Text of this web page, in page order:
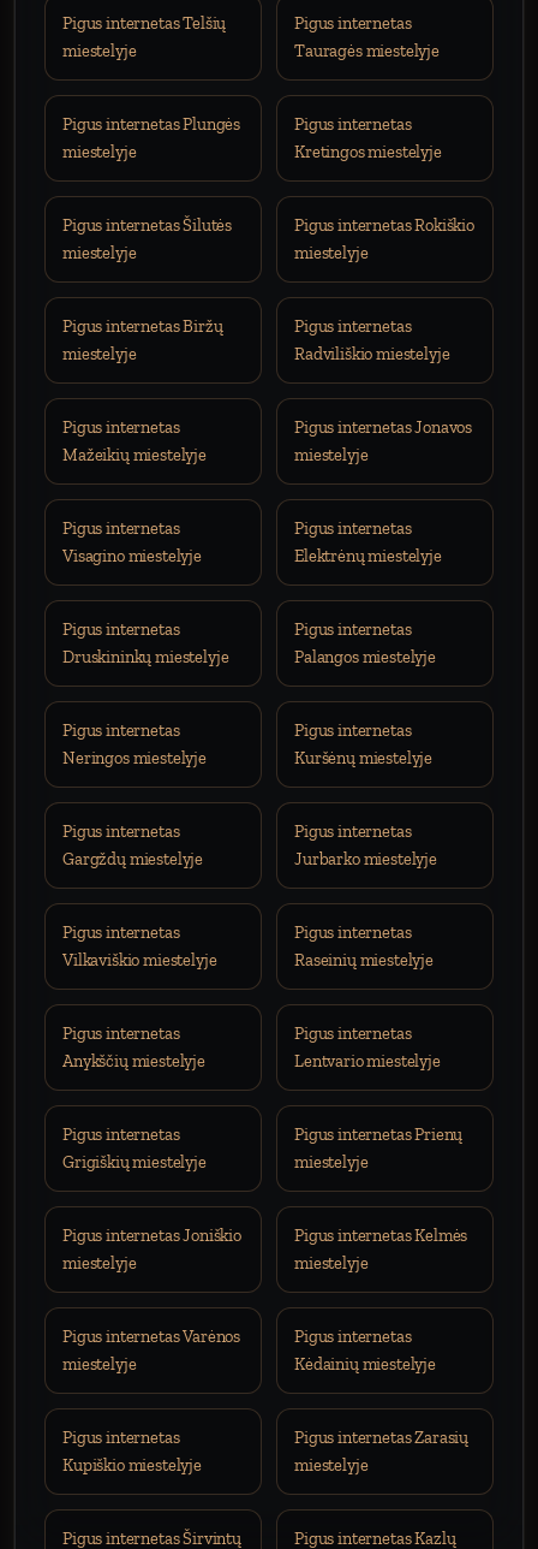
Pigus internetas Telšių
miestelyje
Pigus internetas
Tauragės miestelyje
Pigus internetas Plungės
miestelyje
Pigus internetas
Kretingos miestelyje
Pigus internetas Šilutės
miestelyje
Pigus internetas Rokiškio
miestelyje
Pigus internetas Biržų
miestelyje
Pigus internetas
Radviliškio miestelyje
Pigus internetas
Mažeikių miestelyje
Pigus internetas Jonavos
miestelyje
Pigus internetas
Visagino miestelyje
Pigus internetas
Elektrėnų miestelyje
Pigus internetas
Druskininkų miestelyje
Pigus internetas
Palangos miestelyje
Pigus internetas
Neringos miestelyje
Pigus internetas
Kuršėnų miestelyje
Pigus internetas
Gargždų miestelyje
Pigus internetas
Jurbarko miestelyje
Pigus internetas
Vilkaviškio miestelyje
Pigus internetas
Raseinių miestelyje
Pigus internetas
Anykščių miestelyje
Pigus internetas
Lentvario miestelyje
Pigus internetas
Grigiškių miestelyje
Pigus internetas Prienų
miestelyje
Pigus internetas Joniškio
miestelyje
Pigus internetas Kelmės
miestelyje
Pigus internetas Varėnos
miestelyje
Pigus internetas
Kėdainių miestelyje
Pigus internetas
Kupiškio miestelyje
Pigus internetas Zarasių
miestelyje
Pigus internetas Širvintų Pigus internetas Kazlų